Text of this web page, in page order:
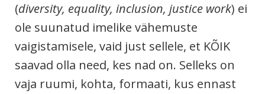
(diversity, equality, inclusion, justice work) ei
ole suunatud imelike vähemuste
vaigistamisele, vaid just sellele, et KÕIK
saavad olla need, kes nad on. Selleks on
vaja ruumi, kohta, formaati, kus ennast